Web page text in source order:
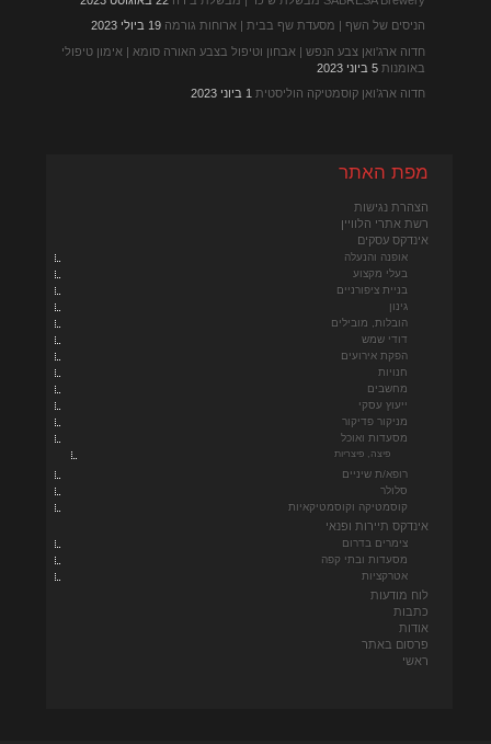
הניסים של השף | מסעדת שף בבית | ארוחות גורמה 19 ביולי 2023
חדוה ארג'ואן צבע הנפש | אבחון וטיפול בצבע האורה סומא | אימון טיפולי
באומנות 5 ביוני 2023
חדוה ארג’ואן קוסמטיקה הוליסטית 1 ביוני 2023
מפת האתר
הצהרת נגישות
רשת אתרי הלוויין
אינדקס עסקים
אופנה והנעלה
בעלי מקצוע
בניית ציפורניים
גינון
הובלות, מובילים
דודי שמש
הפקת אירועים
חנויות
מחשבים
ייעוץ עסקי
מניקור פדיקור
מסעדות ואוכל
פיצה, פיצריות
רופא/ת שיניים
סלולר
קוסמטיקה וקוסמטיקאיות
אינדקס תיירות ופנאי
צימרים בדרום
מסעדות ובתי קפה
אטרקציות
לוח מודעות
כתבות
אודות
פרסום באתר
ראשי